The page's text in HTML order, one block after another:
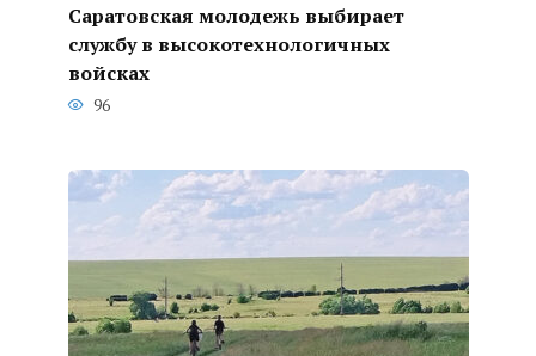
Саратовская молодежь выбирает
службу в высокотехнологичных
войсках
96